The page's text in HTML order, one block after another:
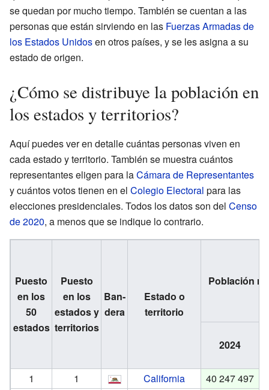
se quedan por mucho tiempo. También se cuentan a las
personas que están sirviendo en las Fuerzas Armadas de
los Estados Unidosen otros países, y se les asigna a su
estado de origen.
¿Cómo se distribuye la población en
los estados y territorios?
Aquí puedes ver en detalle cuántas personas viven en
cada estado y territorio. También se muestra cuántos
representantes eligen para laCámara de Representantes
y cuántos votos tienen en el Colegio Electoral para las
elecciones presidenciales. Todos los datos son del Censo
de 2020, a menos que se indique lo contrario.
Puesto
en los
50
estados
Puesto
en los
estados y
territorios
Ban­
dera
Estado o
territorio
Población
2024
1 1 California
40 247 497